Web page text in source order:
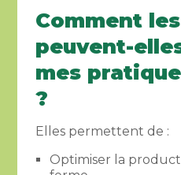
Comment
peuvent-
mes
?
Elles permettent de :
Optimiser la